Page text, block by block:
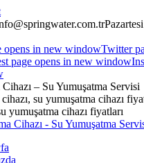
opens in new windowTwitter
page opens in new window
– Su Yumuşatma Servisi
su yumuşatma cihazı
yumuşatma cihazı fiyatları